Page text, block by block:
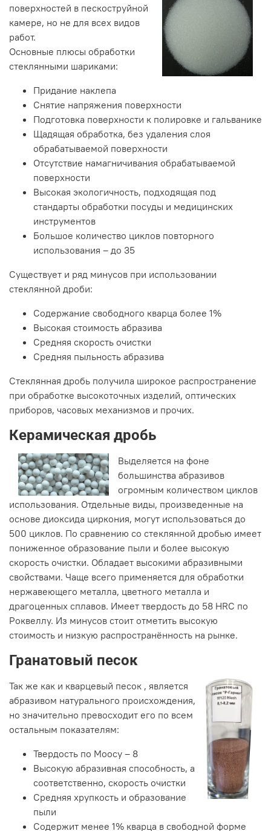
поверхностей в пескоструйной
камере, но не для всех видов
работ.
Основные плюсы обработки
стеклянными шариками:
Придание наклепа
Снятие напряжения поверхности
Подготовка поверхности к полировке и гальванике
Щадящая обработка, без удаления слоя
обрабатываемой поверхности
Отсутствие намагничивания обрабатываемой
поверхности
Высокая экологичность, подходящая под
стандарты обработки посуды и медицинских
инструментов
Большое количество циклов повторного
использования – до 35
Существует и ряд минусов при использовании
стеклянной дроби:
Содержание свободного кварца более 1%
Высокая стоимость абразива
Средняя скорость очистки
Средняя пыльность абразива
Стеклянная дробь получила широкое распространение
при обработке высокоточных изделий, оптических
приборов, часовых механизмов и прочих.
Керамическая дробь
Выделяется на фоне
большинства абразивов
огромным количеством циклов
использования. Отдельные виды, произведенные на
основе диоксида циркония, могут использоваться до
500 циклов. По сравнению со стеклянной дробью имеет
пониженное образование пыли и более высокую
скорость очистки. Обладает высокими абразивными
свойствами. Чаще всего применяется для обработки
нержавеющего металла, цветного металла и
драгоценных сплавов. Имеет твердость до 58 HRC по
Роквеллу. Из минусов стоит отметить высокую
стоимость и низкую распространённость на рынке.
Гранатовый песок
Так же как и кварцевый песок , является
абразивом натурального происхождения,
но значительно превосходит его по всем
остальным показателям:
Твердость по Моосу – 8
Высокую абразивная способность, а
соответственно, скорость очистки
Средняя хрупкость и образование
пыли
Содержит менее 1% кварца в свободной форме